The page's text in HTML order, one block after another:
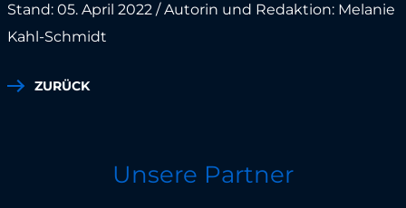
Stand: 05. April 2022 / Autorin und Redaktion: Melanie
Kahl-Schmidt
ZURÜCK
Unsere Partner